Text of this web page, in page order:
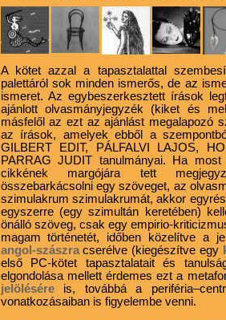
A kötet azzal a tapasztalattal
palettáról sok minden ismerős, de az
ismeret. Az egybeszerkesztett írások
ajánlott olvasmányjegyzék (kiket és
másfelől az ezt az ajánlást megalapozó
az írások, amelyek ebből a
GILBERT EDIT, PÁLFALVI LAJOS,
PARRAG JUDIT tanulmányai. Ha
cikkének margójára tett
összebarkácsolni egy szöveget, az
szimulakrum szimulakrumát, akkor
egyszerre (egy szimultán keretében)
önálló szöveg, csak egy empirio-
magam történetét, időben közelítve a
angol-szászracserélve (kiegészítve egy
első PC-kötet tapasztalatait és
elgondolása mellett érdemes ezt a
jelölésére is, továbbá a
vonatkozásaiban is figyelembe venni.